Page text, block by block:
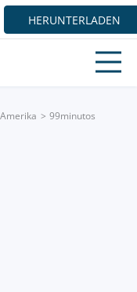
HERUNTERLADEN
99minutos